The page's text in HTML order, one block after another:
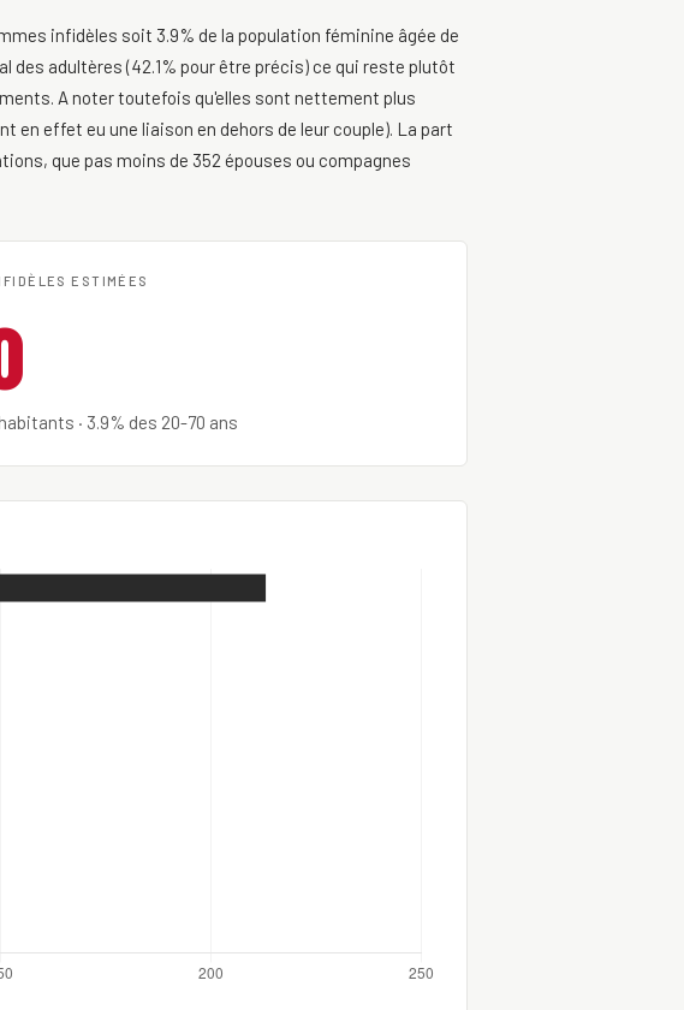
infidèles soit 3.9% de la population féminine âgée de
des adultères (42.1% pour être précis) ce qui reste plutôt
A noter toutefois qu'elles sont nettement plus
en effet eu une liaison en dehors de leur couple). La part
que pas moins de 352 épouses ou compagnes
ESTIMÉES
· 3.9% des 20-70 ans